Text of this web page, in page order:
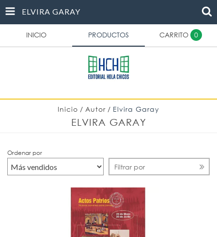
ELVIRA GARAY
INICIO PRODUCTOS CARRITO 0
Inicio / Autor / Elvira Garay
ELVIRA GARAY
Ordenar por
Filtrar por